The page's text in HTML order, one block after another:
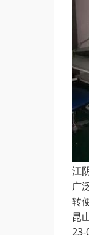
江
广
转
昆
23-